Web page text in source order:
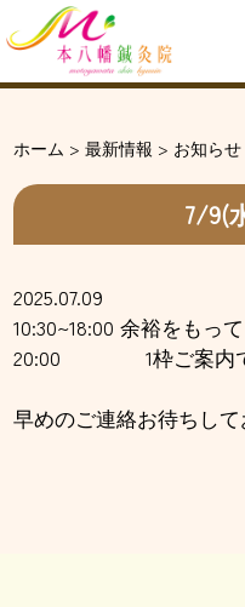
ホーム >最新情報 > お知らせ
7/9(
2025.07.09
10:30~18:00 余裕をもっ
20:00 1枠ご案内で
早めのご連絡お待ちして